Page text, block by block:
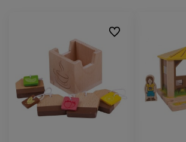
Do ulubionych